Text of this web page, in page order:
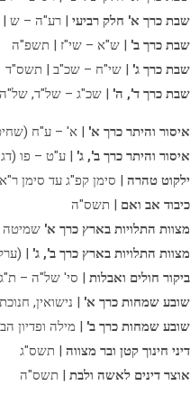
שבת כרך א' חלק רביעי | רע"ה – ש |
שבת כרך ב' | ש"א – שי"ז | תשפ"ה
שבת כרך ג' | שי"ח – שכ"ב | תשס"ד
שבת כרך ד', ה' | שכ"ג – של"ד,
איסור והיתר כרך א' | א' – ע"ח
איסור והיתר כרך ב', ג' | ע"ט – פו
ילקוט טהרה | סימן קפ"ג עד סימן
כיבוד אב ואם | תשס"ה
מצוות התלויות בארץ כרך א' שמיטה
מצוות התלויות בארץ כרך ב', ג' |
ביקור חולים ואבלות | סי' של"ה –
שובע שמחות כרך א' | נישואין,
שובע שמחות כרך ב' | מילה ופדיון
דיני חינוך קטן ובר מצווה | תשס"ג
אוצר דינים לאשה ולבת | תשס"ה